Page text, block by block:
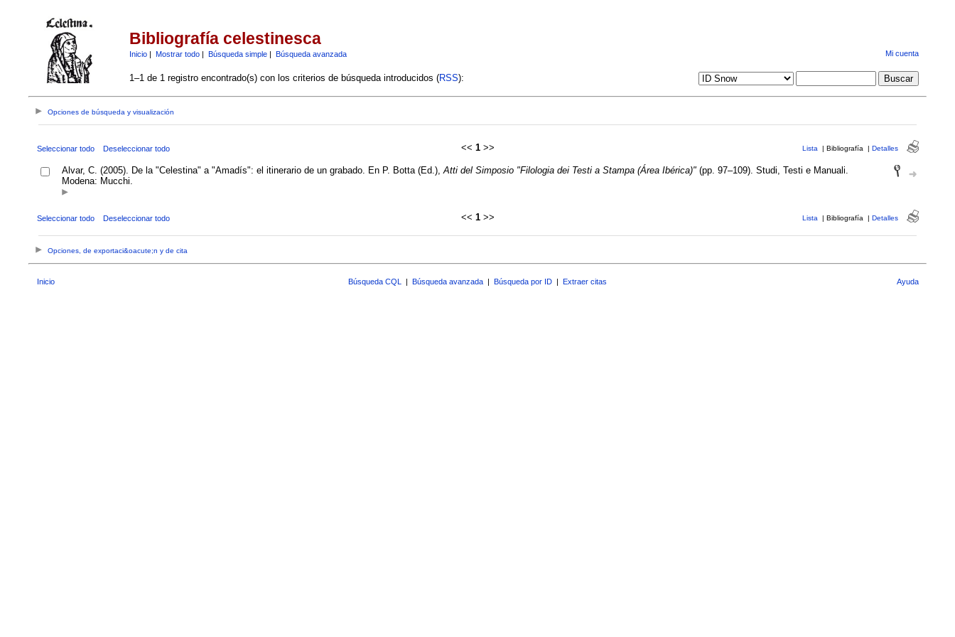
Bibliografía celestinesca
Inicio| Mostrar todo| Búsqueda simple| Búsqueda avanzada Mi cuenta
1–1 de 1 registro encontrado(s) con los criterios de búsqueda introducidos (RSS):
Opciones de búsqueda y visualización
Seleccionar todo Deseleccionar todo << 1>> Lista | Bibliografía | Detalles
Alvar, C. (2005). De la "Celestina" a "Amadís": el itinerario de un grabado. En P. Botta (Ed.), Atti del Simposio "Filologia dei Testi a Stampa (Área Ibérica)"(pp. 97–109). Studi, Testi e Manuali.
Modena: Mucchi.
Seleccionar todo Deseleccionar todo << 1>> Lista | Bibliografía | Detalles
Opciones, de exportaci&oacute;n y de cita
Inicio Búsqueda CQL | Búsqueda avanzada | Búsqueda por ID | Extraer citas Ayuda